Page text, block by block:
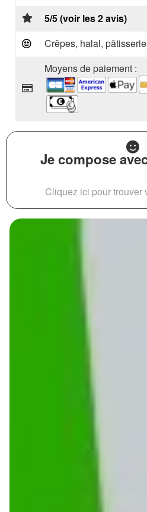
5/5 (voir les 2 avis)
Crêpes, halal,
Moyens de paiement :
Je compose
Cliquez ici pour trouver